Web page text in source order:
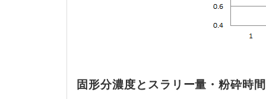
固形分濃度とスラリー量・粉砕時間